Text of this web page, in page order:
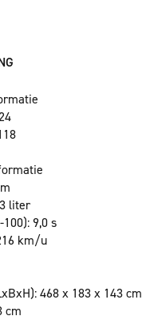
liter
9,0 s
km/u
468 x 183 x 143 cm
cm